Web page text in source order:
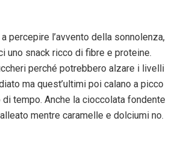
percepire l’avvento della sonnolenza,
uno snack ricco di fibre e proteine.
perché potrebbero alzare i livelli
ma quest’ultimi poi calano a picco
tempo. Anche la cioccolata fondente
mentre caramelle e dolciumi no.